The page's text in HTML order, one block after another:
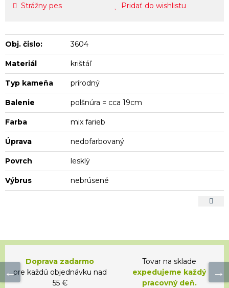
Strážny pes Pridať do wishlistu
Obj. čislo: 3604
Materiál krištáľ
Typ kameňa prírodný
Balenie polšnúra = cca 19cm
Farba mix farieb
Úprava nedofarbovaný
Povrch lesklý
Výbrus nebrúsené
Doprava zadarmo
pre každú objednávku nad
55 €
Tovar na sklade
expedujeme každý
pracovný deň.